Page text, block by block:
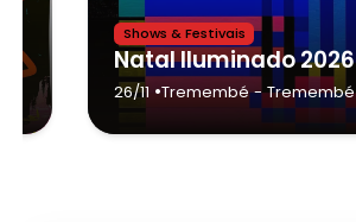
Shows & Festivais
26/11 •Tremembé- Tremembé